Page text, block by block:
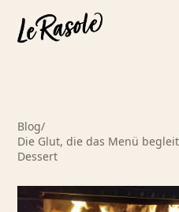
Blog/
Die Glut, die das Menü
Dessert